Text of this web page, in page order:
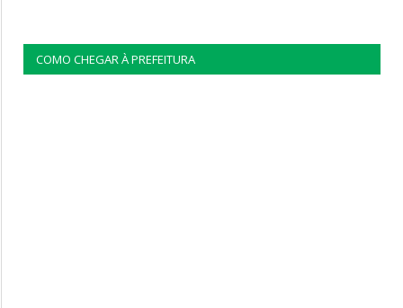
COMO CHEGAR À PREFEITURA